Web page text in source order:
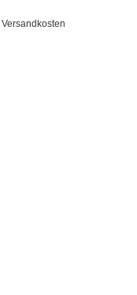
Versandkosten